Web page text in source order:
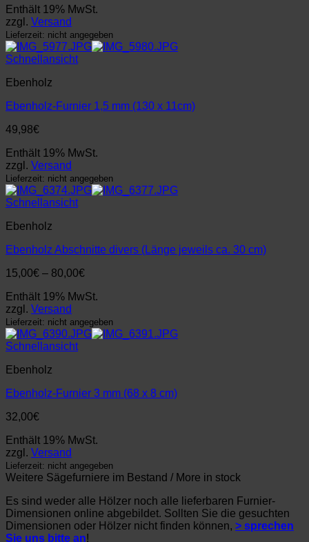
Enthält 19% MwSt.
zzgl. Versand
Lieferzeit: nicht angegeben
Schnellansicht
Ebenholz
Ebenholz-Furnier 1,5 mm (130 x 11cm)
49,98€
Enthält 19% MwSt.
zzgl. Versand
Lieferzeit: nicht angegeben
Schnellansicht
Ebenholz
Ebenholz Abschnitte divers (Länge jeweils ca. 30 cm)
15,00€ – 80,00€
bis
Enthält 19% MwSt.
zzgl. Versand
Lieferzeit: nicht angegeben
Schnellansicht
Ebenholz
Ebenholz-Furnier 3 mm (68 x 8 cm)
32,00€
Enthält 19% MwSt.
zzgl. Versand
Lieferzeit: nicht angegeben
Weitere Sägefurniere im Bestand / More in stock
Es sind weder alle Hölzer noch alle lieferbaren Furnier-
Dimensionen online abgebildet. Sollten Sie die gesuchten
Dimensionen oder Hölzer nicht finden können, > sprechen
Sie uns bitte an!